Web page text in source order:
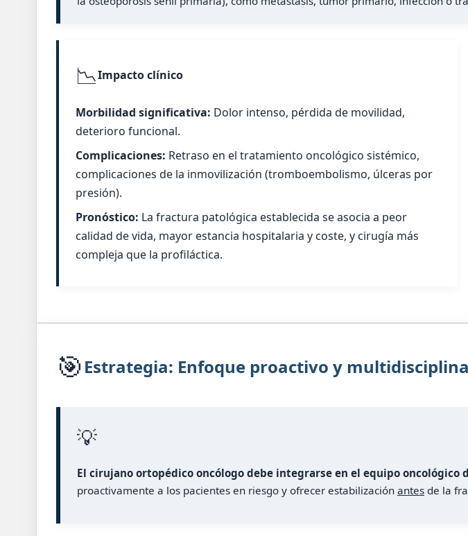
📉Impacto clínico
Morbilidad significativa: Dolor intenso, pérdida de movilidad,
deterioro funcional.
Complicaciones: Retraso en el tratamiento oncológico sistémico,
complicaciones de la inmovilización (tromboembolismo, úlceras por
presión).
Pronóstico: La fractura patológica establecida se asocia a peor
calidad de vida, mayor estancia hospitalaria y coste, y cirugía más
compleja que la profiláctica.
🎯 Estrategia: Enfoque proactivo y
💡
El cirujano ortopédico oncólogo debe integrarse en el equipo oncológico
proactivamente a los pacientes en riesgo y ofrecer estabilización antes de la